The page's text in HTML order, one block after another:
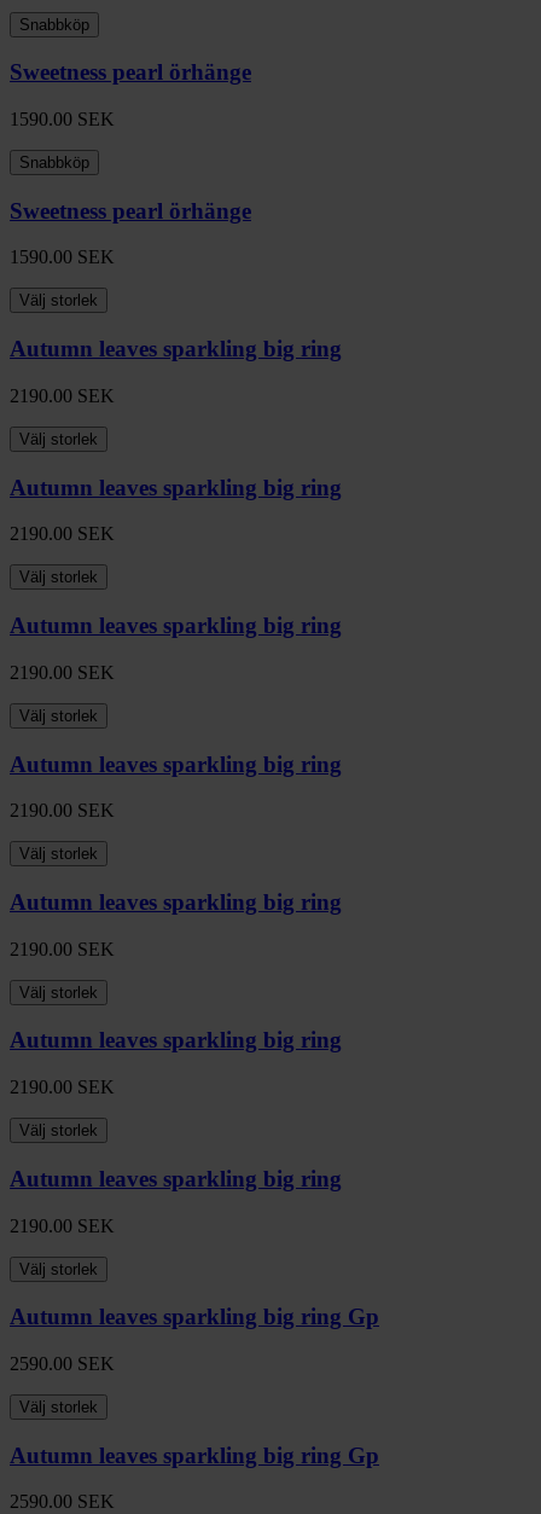
Snabbköp
Sweetness pearl örhänge
1590.00 SEK
Snabbköp
Sweetness pearl örhänge
1590.00 SEK
Välj storlek
Autumn leaves sparkling big ring
2190.00 SEK
Välj storlek
Autumn leaves sparkling big ring
2190.00 SEK
Välj storlek
Autumn leaves sparkling big ring
2190.00 SEK
Välj storlek
Autumn leaves sparkling big ring
2190.00 SEK
Välj storlek
Autumn leaves sparkling big ring
2190.00 SEK
Välj storlek
Autumn leaves sparkling big ring
2190.00 SEK
Välj storlek
Autumn leaves sparkling big ring
2190.00 SEK
Välj storlek
Autumn leaves sparkling big ring Gp
2590.00 SEK
Välj storlek
Autumn leaves sparkling big ring Gp
2590.00 SEK